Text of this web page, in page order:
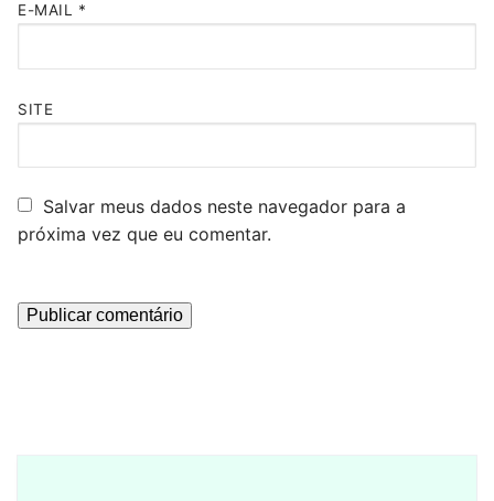
E-MAIL *
SITE
Salvar meus dados neste navegador para a
próxima vez que eu comentar.